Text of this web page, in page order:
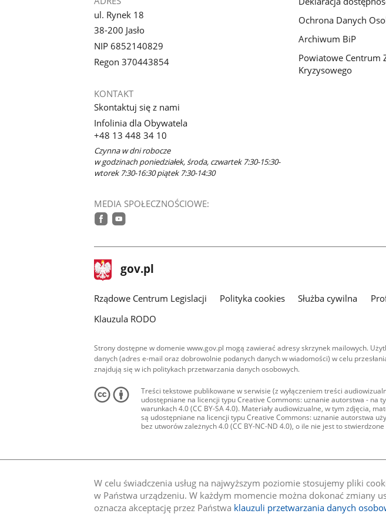
W celu świadczenia usług na najwyższym poziomie stosujemy pliki
w Państwa urządzeniu. W każdym momencie można dokonać zmiany
oznacza akceptację przez Państwa klauzuli przetwarzania danych
ul. Rynek 18
38-200 Jasło
NIP 6852140829
Regon 370443854
KONTAKT
Skontaktuj się z nami
Infolinia dla Obywatela
+48 13 448 34 10
Czynna w dni robocze
w godzinach poniedziałek, środa, czwartek 7:30-15:30-
wtorek 7:30-16:30 piątek 7:30-14:30
MEDIA SPOŁECZNOŚCIOWE:
Ochrona Danych
Archiwum BiP
Powiatowe Centrum
Kryzysowego
stopka
gov.pl Strona
gov.pl
Rządowe Centrum Legislacji Polityka cookies Służba cywilna
Klauzula RODO
Strony dostępne w domenie www.gov.pl mogą zawierać adresy skrzynek mailowych.
danych (adres e-mail oraz dobrowolnie podanych danych w wiadomości) w celu
znajdują się w ich politykach przetwarzania danych osobowych.
Treści tekstowe publikowane w serwisie (z wyłączeniem treści
udostępniane na licencji typu Creative Commons: uznanie autorstwa - na
warunkach 4.0 (CC BY-SA 4.0). Materiały audiowizualne, w tym zdjęcia,
są udostępniane na licencji typu Creative Commons: uznanie autorstwa
bez utworów zależnych 4.0 (CC BY-NC-ND 4.0), o ile nie jest to